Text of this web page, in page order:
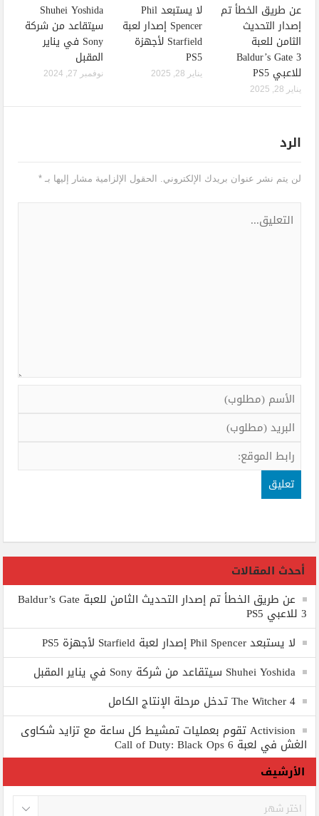
عن طريق الخطأ تم
إصدار التحديث
الثامن للعبة
Baldur’s Gate 3
للاعبي PS5
يناير 28, 2025
لا يستبعد Phil
Spencer إصدار لعبة
Starfield لأجهزة
PS5
يناير 28, 2025
Shuhei Yoshida
سيتقاعد من شركة
Sony في يناير
المقبل
نوفمبر 27, 2024
الرد
لن يتم نشر عنوان بريدك الإلكتروني. الحقول الإلزامية مشار إليها بـ*
أحدث المقالات
عن طريق الخطأ تم إصدار التحديث الثامن للعبة Baldur’s Gate
3 للاعبي PS5
لا يستبعد Phil Spencer إصدار لعبة Starfield لأجهزة PS5
Shuhei Yoshida سيتقاعد من شركة Sony في يناير المقبل
The Witcher 4 تدخل مرحلة الإنتاج الكامل
Activision تقوم بعمليات تمشيط كل ساعة مع تزايد شكاوى
الغش في لعبة Call of Duty: Black Ops 6
الأرشيف
الأرشيف